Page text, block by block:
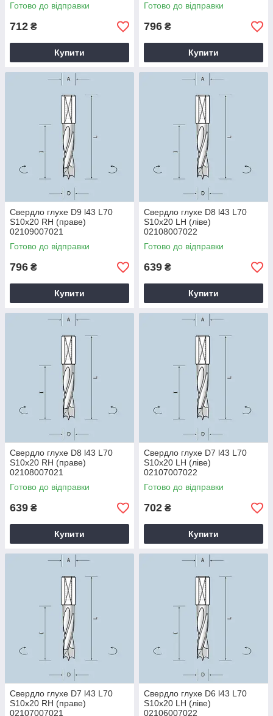
Готово до відправки
712 ₴
Купити
Готово до відправки
796 ₴
Купити
Свердло глухе D9 l43 L70
S10x20 RH (праве)
02109007021
Готово до відправки
796 ₴
Купити
Свердло глухе D8 l43 L70
S10x20 LH (ліве)
02108007022
Готово до відправки
639 ₴
Купити
Свердло глухе D8 l43 L70
S10x20 RH (праве)
02108007021
Готово до відправки
639 ₴
Купити
Свердло глухе D7 l43 L70
S10x20 LH (ліве)
02107007022
Готово до відправки
702 ₴
Купити
Свердло глухе D7 l43 L70
S10x20 RH (праве)
02107007021
Свердло глухе D6 l43 L70
S10x20 LH (ліве)
02106007022